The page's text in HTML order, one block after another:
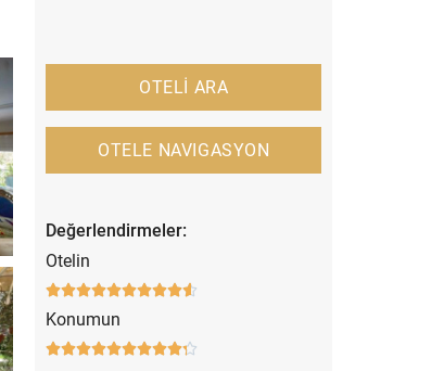
OTELİ ARA
OTELE NAVIGASYON
Değerlendirmeler:
Otelin

Konumun
